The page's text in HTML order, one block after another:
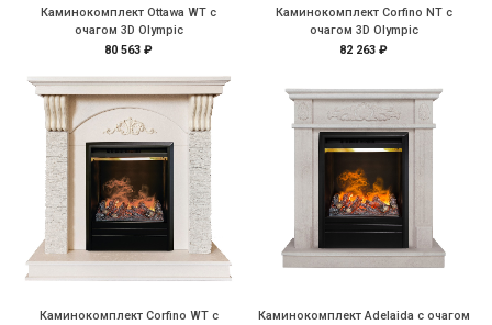
Каминокомплект Ottawa WT с
очагом 3D Olympic
80 563 ₽
Каминокомплект Corfino NT с
очагом 3D Olympic
82 263 ₽
Каминокомплект Corfino WT с
Каминокомплект Adelaida с очагом